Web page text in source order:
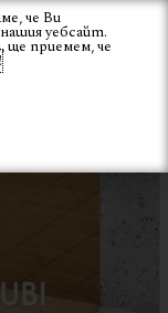
че Ви
уебсайт.
приемем, че